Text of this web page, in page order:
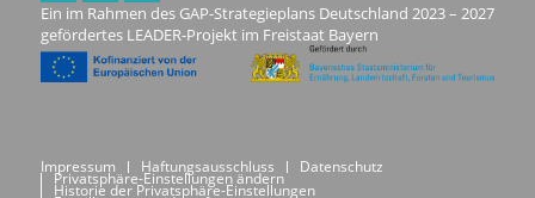
Ein im Rahmen des GAP-Strategieplans Deutschland 2023 – 2027
gefördertes LEADER-Projekt im Freistaat Bayern
Impressum Haftungsausschluss Datenschutz
Privatsphäre-Einstellungen ändern
Historie der Privatsphäre-Einstellungen